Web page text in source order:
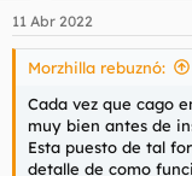
e
s
11 Abr 2022
Morzhilla rebuznó:
Cada vez que cago
muy bien antes de
Esta puesto de tal
detalle de como